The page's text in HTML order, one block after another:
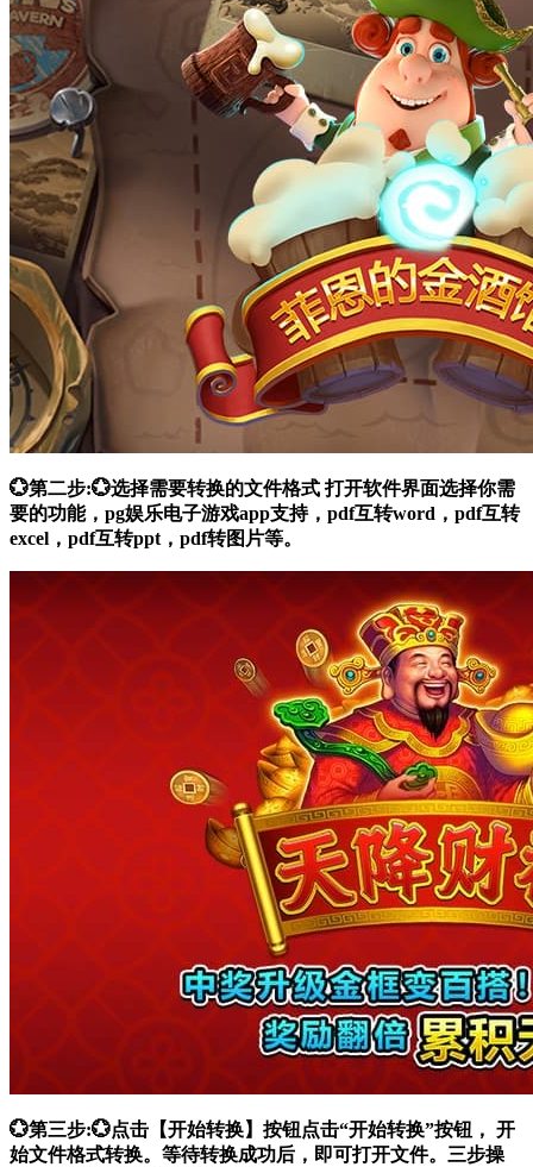
💮第二步:💮选择需要转换的文件格式 打开软件界面选择你需
要的功能，pg娱乐电子游戏app支持，pdf互转word，pdf互转
excel，pdf互转ppt，pdf转图片等。
💮第三步:💮点击【开始转换】按钮点击“开始转换”按钮， 开
始文件格式转换。等待转换成功后，即可打开文件。三步操